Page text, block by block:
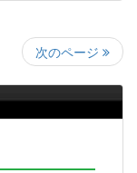
次のページ